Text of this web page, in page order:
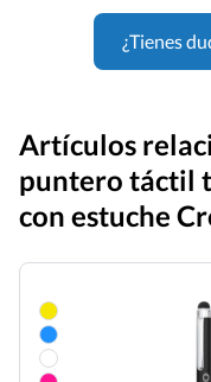
¿Tienes
Artículos
puntero táctil
con estuche